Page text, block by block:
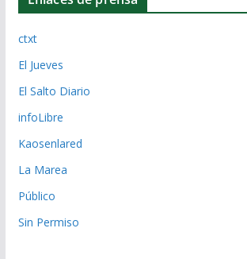
ctxt
El Jueves
El Salto Diario
infoLibre
Kaosenlared
La Marea
Público
Sin Permiso